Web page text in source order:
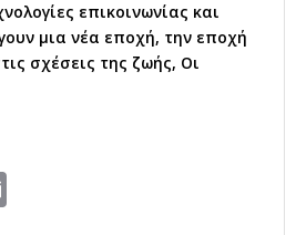
επικοινωνίας και
μια νέα εποχή, την εποχή
σχέσεις της ζωής, Οι